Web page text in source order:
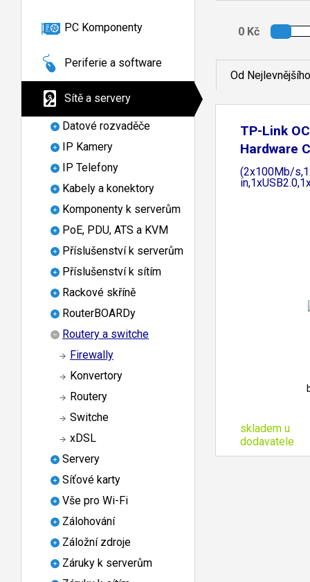
PC Komponenty
Periferie a software
Sítě a servery
Datové rozvaděče
IP Kamery
IP Telefony
Kabely a konektory
Komponenty k serverům
PoE, PDU, ATS a KVM
Příslušenství k serverům
Příslušenství k sítím
Rackové skříně
RouterBOARDy
Routery a switche
Firewally
Konvertory
Routery
Switche
xDSL
Servery
Síťové karty
Vše pro Wi-Fi
Zálohování
Záložní zdroje
Záruky k serverům
Od Nejlevnějšího
TP-Link
Hardware
(2x100Mb/
skladem u
dodavatele